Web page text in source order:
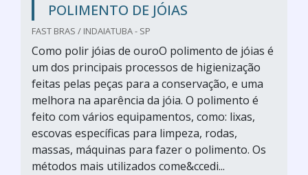
POLIMENTO DE JÓIAS
FAST BRAS / INDAIATUBA - SP
Como polir jóias de ouroO polimento de jóias é
um dos principais processos de higienização
feitas pelas peças para a conservação, e uma
melhora na aparência da jóia. O polimento é
feito com vários equipamentos, como: lixas,
escovas específicas para limpeza, rodas,
massas, máquinas para fazer o polimento. Os
métodos mais utilizados come&ccedi...